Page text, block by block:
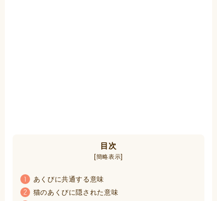
目次
[簡略表示]
1 あくびに共通する意味
2 猫のあくびに隠された意味